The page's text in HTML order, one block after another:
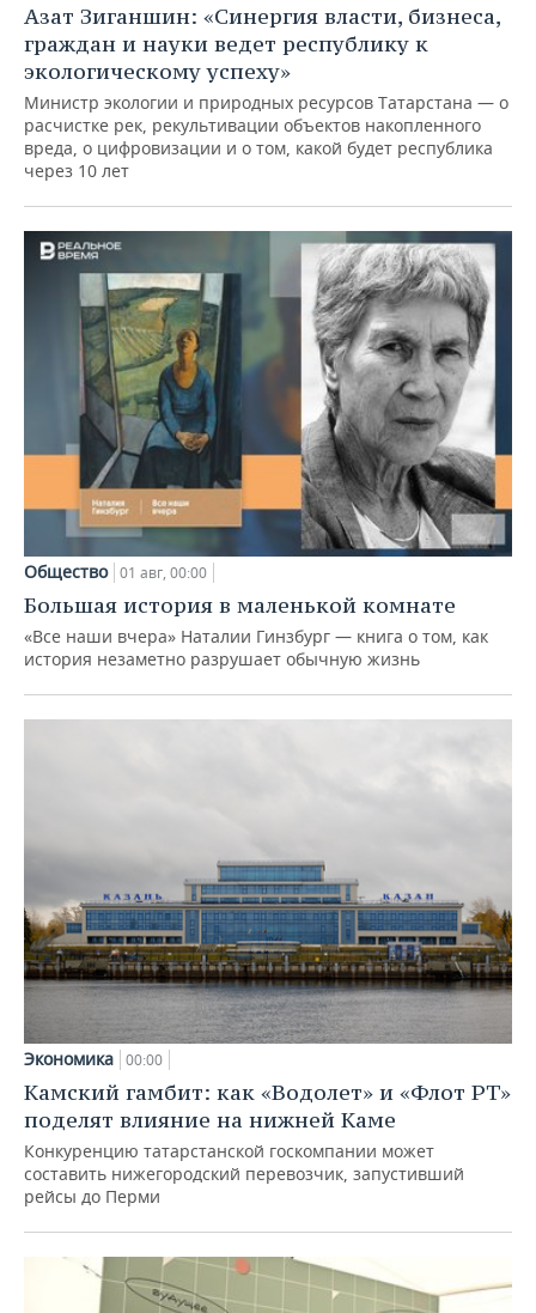
Азат Зиганшин: «Синергия власти, бизнеса,
граждан и науки ведет республику к
экологическому успеху»
Министр экологии и природных ресурсов Татарстана — о
расчистке рек, рекультивации объектов накопленного
вреда, о цифровизации и о том, какой будет республика
через 10 лет
Общество 01 авг, 00:00
Большая история в маленькой комнате
«Все наши вчера» Наталии Гинзбург — книга о том, как
история незаметно разрушает обычную жизнь
Экономика 00:00
Камский гамбит: как «Водолет» и «Флот РТ»
поделят влияние на нижней Каме
Конкуренцию татарстанской госкомпании может
составить нижегородский перевозчик, запустивший
рейсы до Перми